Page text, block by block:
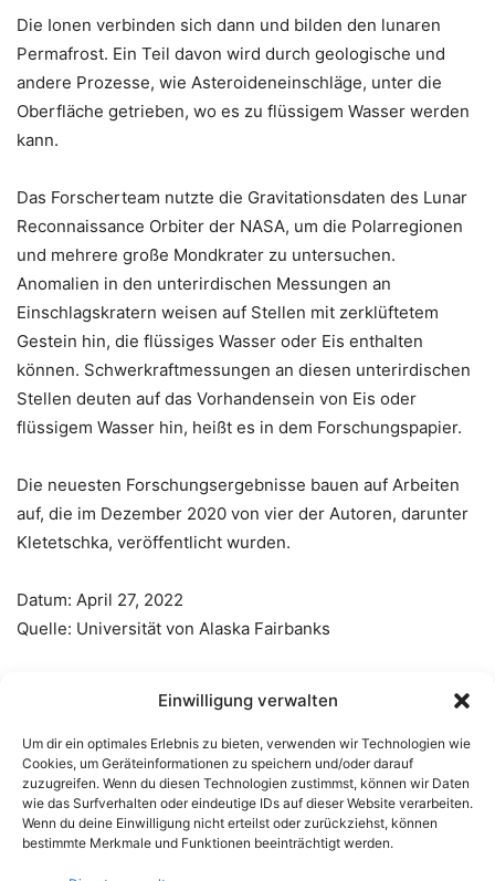
Einwilligung verwalten
Um dir ein optimales Erlebnis zu bieten, verwenden wir Technologien wie
Cookies, um Geräteinformationen zu speichern und/oder darauf
zuzugreifen. Wenn du diesen Technologien zustimmst, können wir Daten
wie das Surfverhalten oder eindeutige IDs auf dieser Website verarbeiten.
Wenn du deine Einwilligung nicht erteilst oder zurückziehst, können
bestimmte Merkmale und Funktionen beeinträchtigt werden.
Die Ionen verbinden sich dann und bilden den lunaren
Permafrost. Ein Teil davon wird durch geologische und
andere Prozesse, wie Asteroideneinschläge, unter die
Oberfläche getrieben, wo es zu flüssigem Wasser werden
kann.
Das Forscherteam nutzte die Gravitationsdaten des Lunar
Reconnaissance Orbiter der NASA, um die Polarregionen
und mehrere große Mondkrater zu untersuchen.
Anomalien in den unterirdischen Messungen an
Einschlagskratern weisen auf Stellen mit zerklüftetem
Gestein hin, die flüssiges Wasser oder Eis enthalten
können. Schwerkraftmessungen an diesen unterirdischen
Stellen deuten auf das Vorhandensein von Eis oder
flüssigem Wasser hin, heißt es in dem Forschungspapier.
Die neuesten Forschungsergebnisse bauen auf Arbeiten
auf, die im Dezember 2020 von vier der Autoren, darunter
Kletetschka, veröffentlicht wurden.
Datum: April 27, 2022
Quelle: Universität von Alaska Fairbanks
Journal Reference:
Gunther Kletetschka, Jaroslav Klokočník, Nicholas
Hasson, Jan Kostelecký, Aleš Bezděk, Kurosh
Karimi.Distribution of water phase near the poles of
the Moon from gravity aspects.Scientific Reports